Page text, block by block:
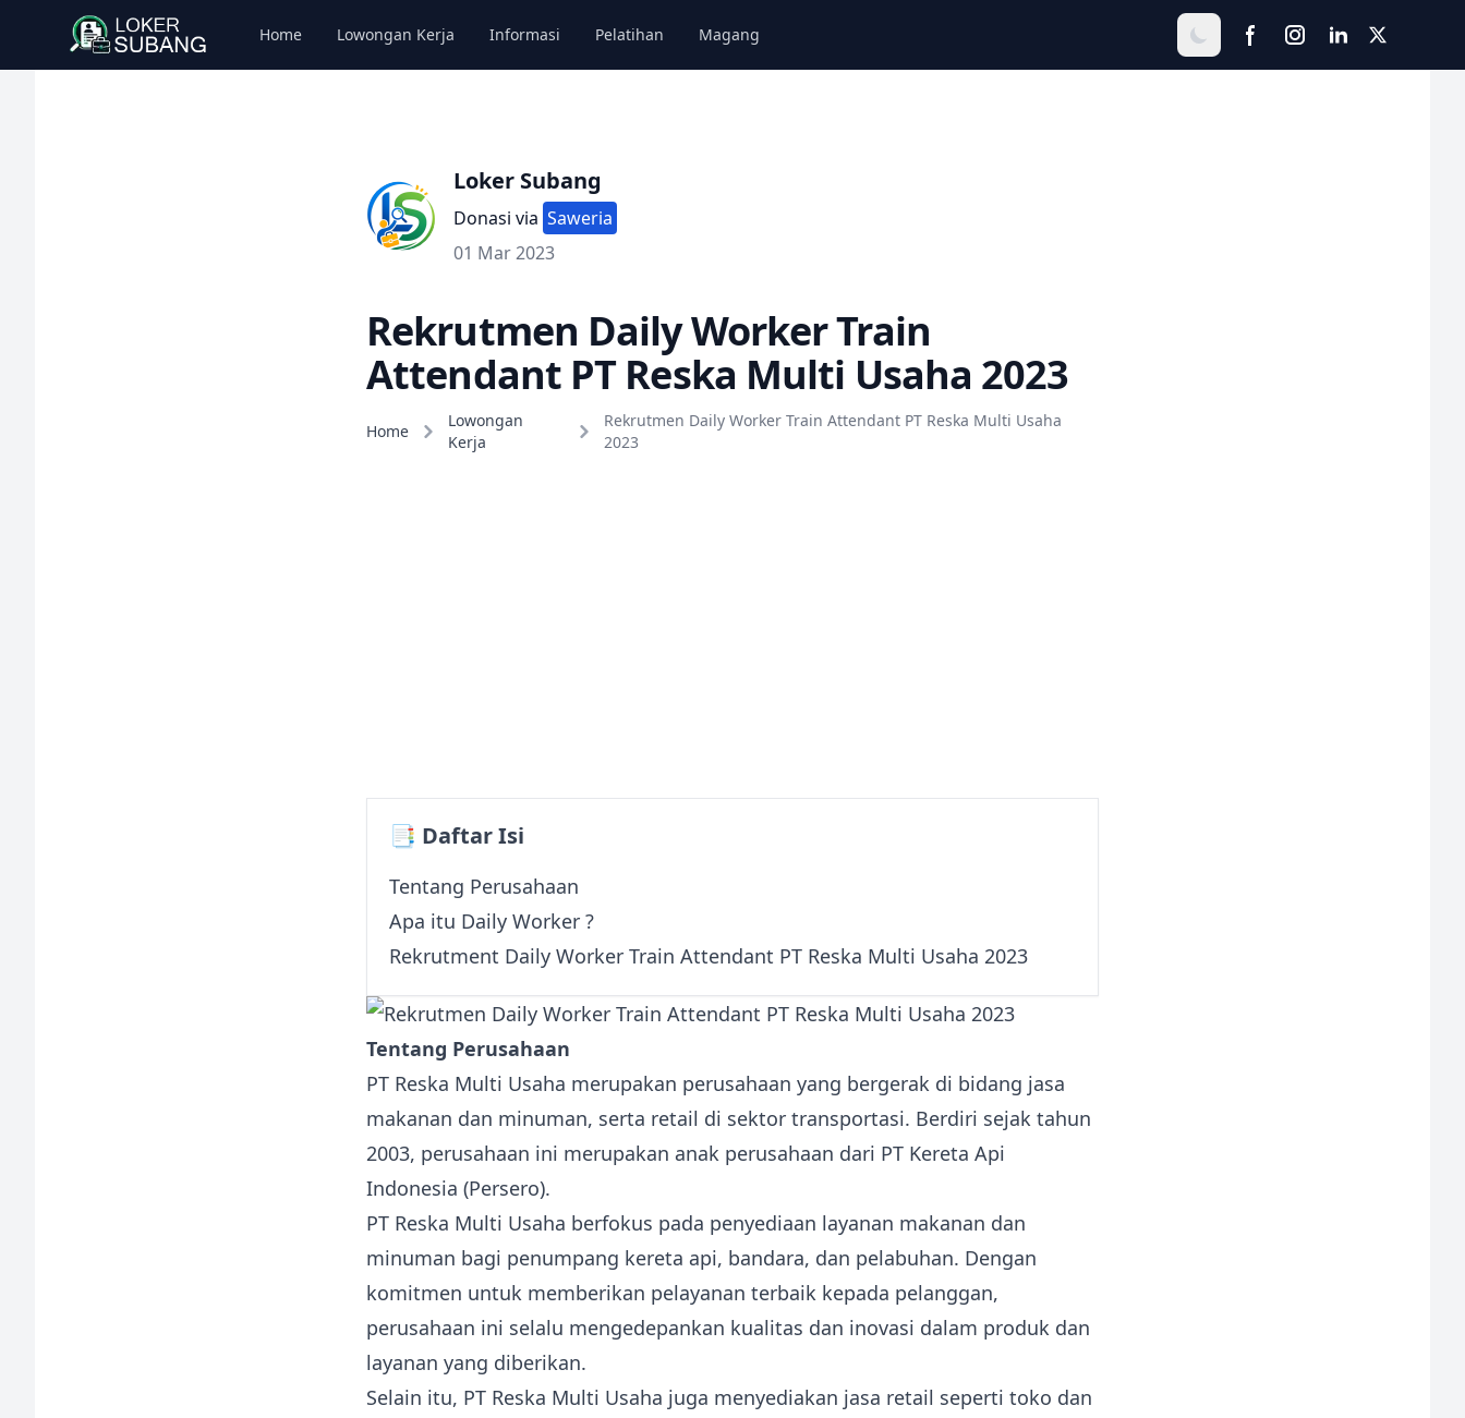
Home Lowongan Kerja Informasi Pelatihan Magang
Loker Subang
Donasi via Saweria
01 Mar 2023
Rekrutmen Daily Worker Train
Attendant PT Reska Multi Usaha 2023
Home
Lowongan
Kerja
Rekrutmen Daily Worker Train Attendant PT Reska Multi Usaha
2023
📑 Daftar Isi
Tentang Perusahaan
Apa itu Daily Worker ?
Rekrutment Daily Worker Train Attendant PT Reska Multi Usaha 2023
Tentang Perusahaan
PT Reska Multi Usaha merupakan perusahaan yang bergerak di bidang jasa
makanan dan minuman, serta retail di sektor transportasi. Berdiri sejak tahun
2003, perusahaan ini merupakan anak perusahaan dari PT Kereta Api
Indonesia (Persero).
PT Reska Multi Usaha berfokus pada penyediaan layanan makanan dan
minuman bagi penumpang kereta api, bandara, dan pelabuhan. Dengan
komitmen untuk memberikan pelayanan terbaik kepada pelanggan,
perusahaan ini selalu mengedepankan kualitas dan inovasi dalam produk dan
layanan yang diberikan.
Selain itu, PT Reska Multi Usaha juga menyediakan jasa retail seperti toko dan